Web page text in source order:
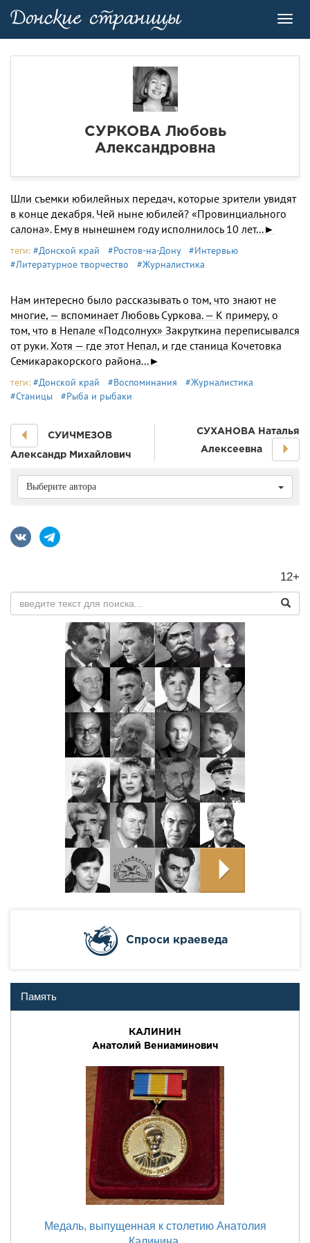
СУРКОВА Любовь
Александровна
Шли съемки юбилейных передач, которые зрители увидят
в конце декабря. Чей ныне юбилей? «Провинциального
салона». Ему в нынешнем году исполнилось 10 лет...►
теги: #Донской край #Ростов-на-Дону
#Интервью
#Литературное творчество
#Журналистика
Нам интересно было рассказывать о том, что знают не
многие, — вспоминает Любовь Суркова. — К примеру, о
том, что в Непале «Подсолнух» Закруткина переписывался
от руки. Хотя — где этот Непал, и где станица Кочетовка
Семикаракорского района...►
теги: #Донской край #Воспоминания
#Журналистика
#Станицы
#Рыба и рыбаки
СУИЧМЕЗОВ
Александр Михайлович
СУХАНОВА Наталья
Алексеевна
Выберите автора
12+
Cпроси краеведа
Память
КАЛИНИН
Анатолий Вениаминович
Медаль, выпущенная к столетию Анатолия